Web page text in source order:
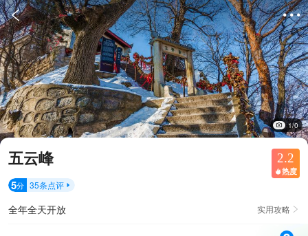
 
1/0
五云峰 2.2
 热度
5分 35条点评 
全年全天开放 实用攻略 